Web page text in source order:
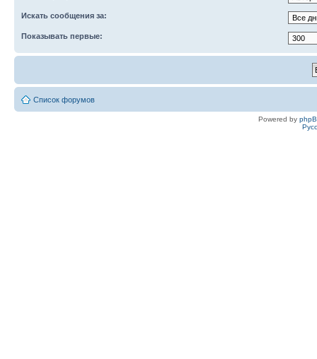
Искать сообщения за:
Показывать первые:
Список форумов
Powered by